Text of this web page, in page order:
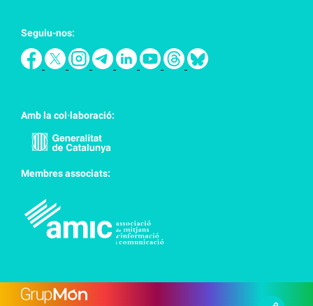
Seguiu-nos:
Amb la col·laboració:
Membres associats: